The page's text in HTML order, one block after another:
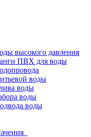
высокого давления
ПВХ для воды
воды
воды
воды
воды